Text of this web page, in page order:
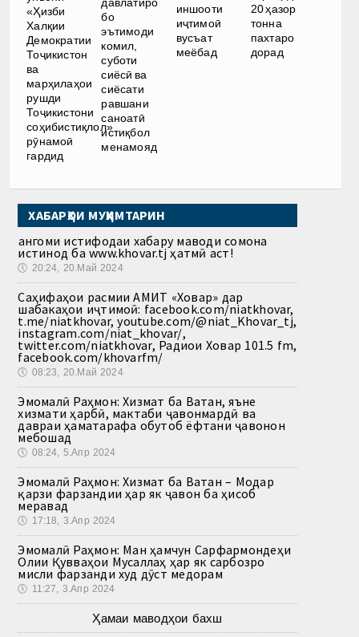
«Ҳизби
Халқии
Демократии
Тоҷикистон
ва
марҳилаҳои
рушди
Тоҷикистони
соҳибистиқлол»
рӯнамоӣ
гардид
бо
эътимоди
комил,
суботи
сиёсӣ ва
сиёсати
равшани
саноатӣ
истиқбол
менамояд
иншооти
иҷтимоӣ
вусъат
меёбад
20 ҳазор
тонна
пахтаро
дорад
ХАБАРҲОИ МУҲИМТАРИН
Ҳангоми истифодаи хабару маводи сомона
истинод ба www.khovar.tj ҳатмӣ аст!
🕔 20:24, 20.Май 2024
Саҳифаҳои расмии АМИТ «Ховар» дар
шабакаҳои иҷтимоӣ: facebook.com/niatkhovar,
t.me/niatkhovar, youtube.com/@niat_Khovar_tj,
instagram.com/niat_khovar/,
twitter.com/niatkhovar, Радиои Ховар 101.5 fm,
facebook.com/khovarfm/
🕔 08:23, 20.Май 2024
Эмомалӣ Раҳмон: Хизмат ба Ватан, яъне
хизмати ҳарбӣ, мактаби ҷавонмардӣ ва
давраи ҳаматарафа обутоб ёфтани ҷавонон
мебошад
🕔 08:24, 5.Апр 2024
Эмомалӣ Раҳмон: Хизмат ба Ватан – Модар
қарзи фарзандии ҳар як ҷавон ба ҳисоб
меравад
🕔 17:18, 3.Апр 2024
Эмомалӣ Раҳмон: Ман ҳамчун Сарфармондеҳи
Олии Қувваҳои Мусаллаҳ ҳар як сарбозро
мисли фарзанди худ дӯст медорам
🕔 11:27, 3.Апр 2024
Ҳамаи маводҳои бахш